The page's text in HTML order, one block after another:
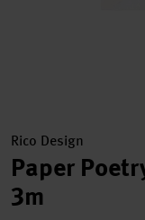
Rico Design
Paper
3m